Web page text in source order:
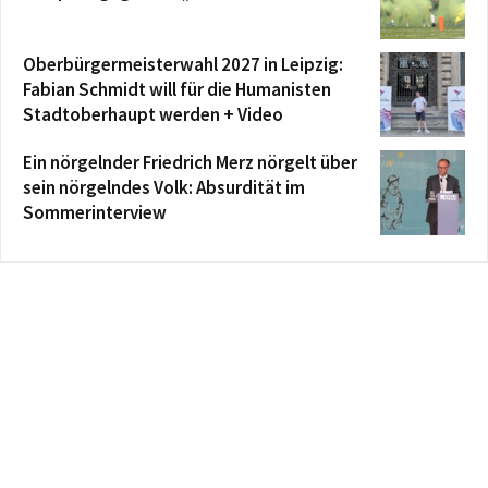
Oberbürgermeisterwahl 2027 in Leipzig:
Fabian Schmidt will für die Humanisten
Stadtoberhaupt werden + Video
Ein nörgelnder Friedrich Merz nörgelt über
sein nörgelndes Volk: Absurdität im
Sommerinterview